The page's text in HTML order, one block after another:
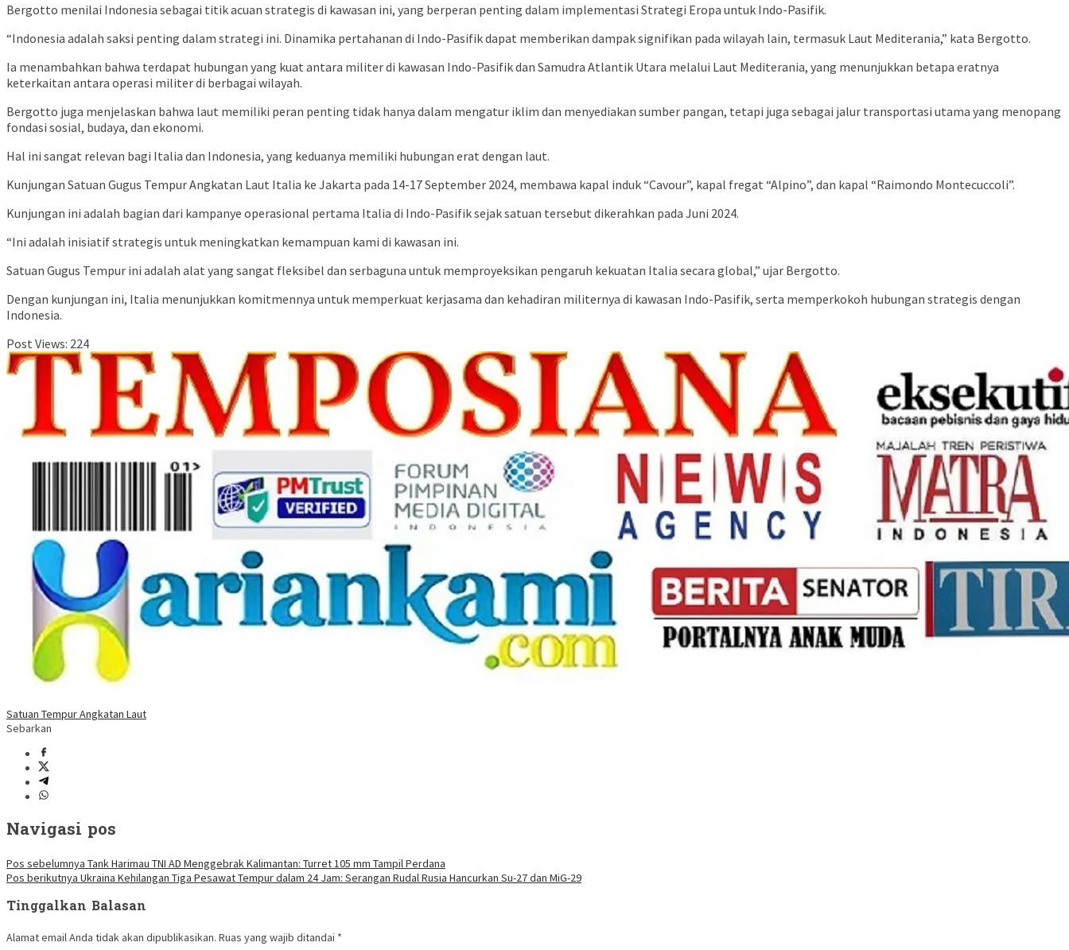
Bergotto menilai Indonesia sebagai titik acuan strategis di kawasan ini, yang berperan penting dalam implementasi Strategi Eropa untuk Indo-Pasifik.
“Indonesia adalah saksi penting dalam strategi ini. Dinamika pertahanan di Indo-Pasifik dapat memberikan dampak signifikan pada wilayah lain, termasuk Laut Mediterania,” kata Bergotto.
Ia menambahkan bahwa terdapat hubungan yang kuat antara militer di kawasan Indo-Pasifik dan Samudra Atlantik Utara melalui Laut Mediterania, yang menunjukkan betapa eratnya
keterkaitan antara operasi militer di berbagai wilayah.
Bergotto juga menjelaskan bahwa laut memiliki peran penting tidak hanya dalam mengatur iklim dan menyediakan sumber pangan, tetapi juga sebagai jalur transportasi utama yang menopang
fondasi sosial, budaya, dan ekonomi.
Hal ini sangat relevan bagi Italia dan Indonesia, yang keduanya memiliki hubungan erat dengan laut.
Kunjungan Satuan Gugus Tempur Angkatan Laut Italia ke Jakarta pada 14-17 September 2024, membawa kapal induk “Cavour”, kapal fregat “Alpino”, dan kapal “Raimondo Montecuccoli”.
Kunjungan ini adalah bagian dari kampanye operasional pertama Italia di Indo-Pasifik sejak satuan tersebut dikerahkan pada Juni 2024.
“Ini adalah inisiatif strategis untuk meningkatkan kemampuan kami di kawasan ini.
Satuan Gugus Tempur ini adalah alat yang sangat fleksibel dan serbaguna untuk memproyeksikan pengaruh kekuatan Italia secara global,” ujar Bergotto.
Dengan kunjungan ini, Italia menunjukkan komitmennya untuk memperkuat kerjasama dan kehadiran militernya di kawasan Indo-Pasifik, serta memperkokoh hubungan strategis dengan
Indonesia.
Post Views: 224
Satuan Tempur Angkatan Laut
Sebarkan
Navigasi pos
Pos sebelumnya Tank Harimau TNI AD Menggebrak Kalimantan: Turret 105 mm Tampil Perdana
Pos berikutnya Ukraina Kehilangan Tiga Pesawat Tempur dalam 24 Jam: Serangan Rudal Rusia Hancurkan Su-27 dan MiG-29
Tinggalkan Balasan
Alamat email Anda tidak akan dipublikasikan. Ruas yang wajib ditandai *